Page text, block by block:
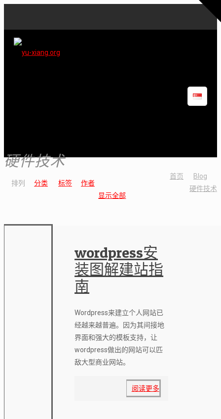
硬件技术
首页
Blog
硬件技术
排列 分类 标签
作者
显示全部
wordpress安
装图解建站指
南
Wordpress来建立个人网站已
经越来越普遍。因为其间接地
界面和强大的模板支持，让
wordpress做出的网站可以匹
敌大型商业网站。
阅读更多